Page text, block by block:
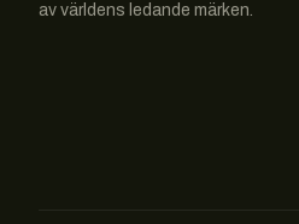
av världens ledande märken.